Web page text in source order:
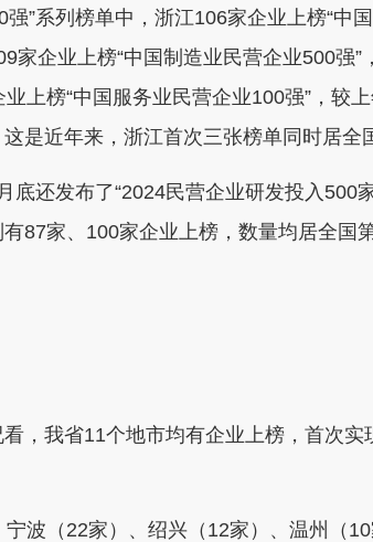
”系列榜单中， 浙江106家企业上榜“中
家企业上榜“中国制造业民营企业500强”
业上榜“中国服务业民营企业100强” ，较
这是近年来， 浙江首次三张榜单同时居全
底还发布了“2024民营企业研发投入500
有87家、100家企业上榜， 数量均居全国
， 我省11个地市均有企业上榜 ，首次
波（22家）、绍兴（12家）、 温州（10